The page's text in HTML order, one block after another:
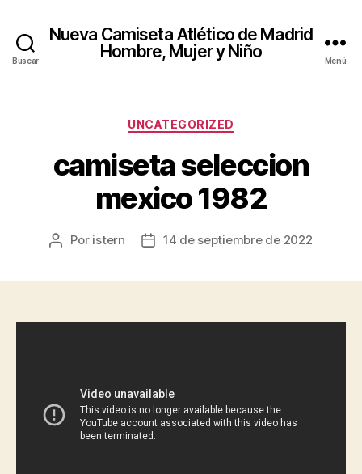
Buscar
Nueva Camiseta Atlético de Madrid
Hombre, Mujer y Niño
Menú
Categorías
UNCATEGORIZED
camiseta seleccion
mexico 1982
Autor
Por istern
Fecha14 de septiembre de 2022